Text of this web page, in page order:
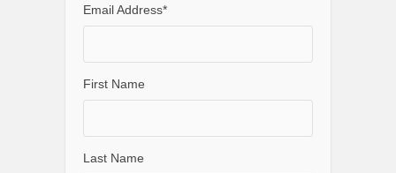
Email Address*
First Name
Last Name